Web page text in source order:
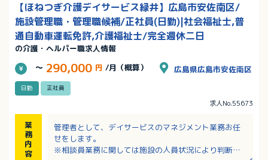
【ほねつぎ介護デイサービス緑井】広島市安佐南区/
施設管理職・管理職候補/正社員(日勤)|社会福祉士,普
通自動車運転免許,介護福祉士/完全週休二日
の介護・ヘルパー職求人情報
～ 290,000 円 /月（概算） 広島県広島市安佐南区
日勤 正社員
求人No.55673
業
務
内
容
管理者として、デイサービスのマネジメント業務お任
せをします。
※相談員業務に関しては施設の人員状況により判断し